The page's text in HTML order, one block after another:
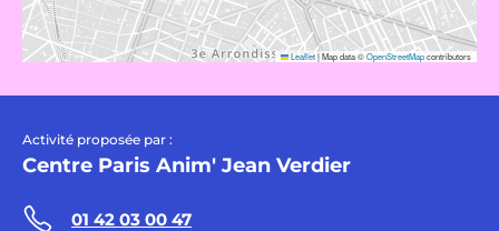
Leaflet|Map data ©OpenStreetMapcontributors
Activité proposée par :
Centre Paris Anim' Jean Verdier
01 42 03 00 47